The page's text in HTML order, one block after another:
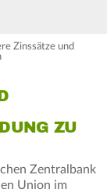
Zinssätze und
ZU
Zentralbank
Union im